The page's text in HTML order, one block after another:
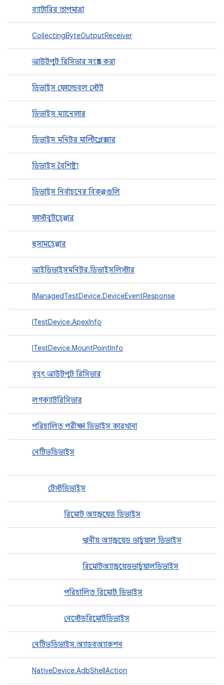
ব্যাটারির তাপমাত্রা
CollectingByteOutputReceiver
আউটপুট রিসিভার সংগ্রহ করা
ডিভাইস ফোল্ডেবল স্টেট
ডিভাইস ম্যানেজার
ডিভাইস মনিটর মাল্টিপ্লেক্সার
ডিভাইস বৈশিষ্ট্য
ডিভাইস নির্বাচনের বিকল্পগুলি
ফাস্টবুটহেল্পার
হুসামহেল্পার
আইডিভাইসমনিটর.ডিভাইসলিস্টার
IManagedTestDevice.DeviceEventResponse
ITestDevice.ApexInfo
ITestDevice.MountPointInfo
বৃহৎ আউটপুট রিসিভার
লগক্যাটরিসিভার
পরিচালিত পরীক্ষা ডিভাইস কারখানা
নেটিভডিভাইস
টেস্টডিভাইস
রিমোট অ্যান্ড্রয়েড ডিভাইস
স্থানীয় অ্যান্ড্রয়েড ভার্চুয়াল ডিভাইস
রিমোটঅ্যান্ড্রয়েডভার্চুয়ালডিভাইস
পরিচালিত রিমোট ডিভাইস
নেস্টেডরিমোটডিভাইস
নেটিভডিভাইস.অ্যাডবঅ্যাকশন
NativeDevice.AdbShellAction